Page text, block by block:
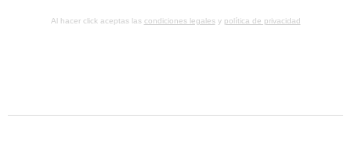
Al hacer click aceptas las condiciones legalesy política de privacidad